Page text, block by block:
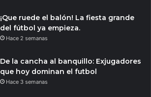
¡Que ruede el balón! La fiesta grande
del fútbol ya empieza.
Hace 2 semanas
De la cancha al banquillo: Exjugadores
que hoy dominan el futbol
Hace 3 semanas